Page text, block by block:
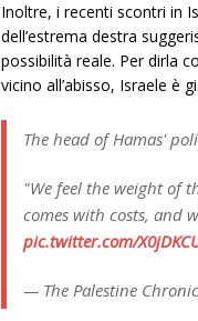
Inoltre, i recenti scontri in
dell’estrema destra
possibilità reale. Per dirla
vicino all’abisso, Israele è
The head of Hamas'
"We feel the weight of
comes with costs, and
pic.twitter.com/
— The Palestine